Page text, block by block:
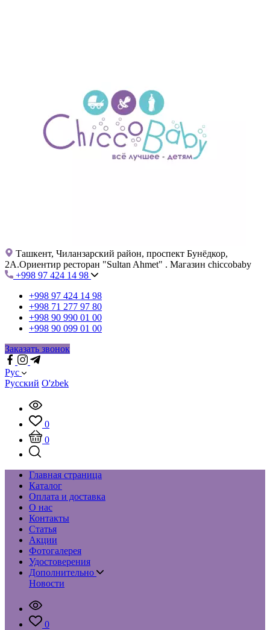
Ташкент, Чиланзарский район, проспект Бунёдкор,
2А.Ориентир ресторан "Sultan Ahmet" . Магазин chiccobaby
+998 97 424 14 98
+998 97 424 14 98
+998 71 277 97 80
+998 90 990 01 00
+998 90 099 01 00
Заказать звонок
Рус
Русский O'zbek
0
0
Главная страница
Каталог
Оплата и доставка
О нас
Контакты
Статья
Акции
Фотогалерея
Удостоверения
Дополнительно
Новости
0